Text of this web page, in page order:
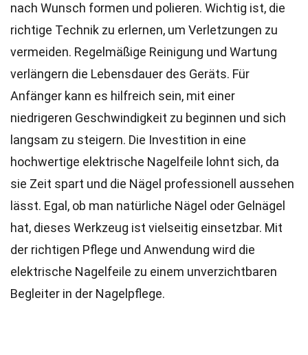
nach Wunsch formen und polieren. Wichtig ist, die
richtige Technik zu erlernen, um Verletzungen zu
vermeiden. Regelmäßige Reinigung und Wartung
verlängern die Lebensdauer des Geräts. Für
Anfänger kann es hilfreich sein, mit einer
niedrigeren Geschwindigkeit zu beginnen und sich
langsam zu steigern. Die Investition in eine
hochwertige elektrische Nagelfeile lohnt sich, da
sie Zeit spart und die Nägel professionell aussehen
lässt. Egal, ob man natürliche Nägel oder Gelnägel
hat, dieses Werkzeug ist vielseitig einsetzbar. Mit
der richtigen Pflege und Anwendung wird die
elektrische Nagelfeile zu einem unverzichtbaren
Begleiter in der Nagelpflege.